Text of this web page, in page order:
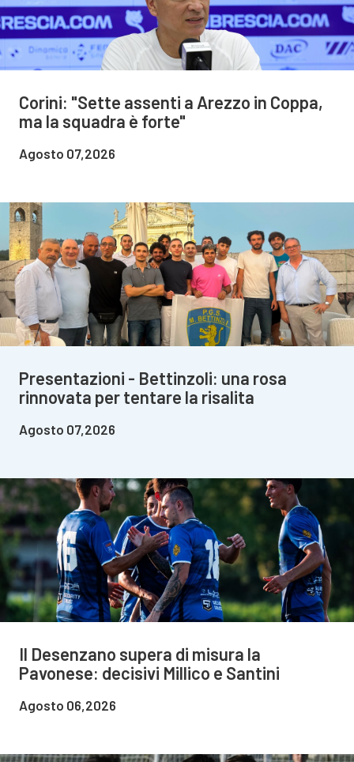
Corini: "Sette assenti a Arezzo in Coppa,
ma la squadra è forte"
Agosto 07,2026
Presentazioni - Bettinzoli: una rosa
rinnovata per tentare la risalita
Agosto 07,2026
Il Desenzano supera di misura la
Pavonese: decisivi Millico e Santini
Agosto 06,2026